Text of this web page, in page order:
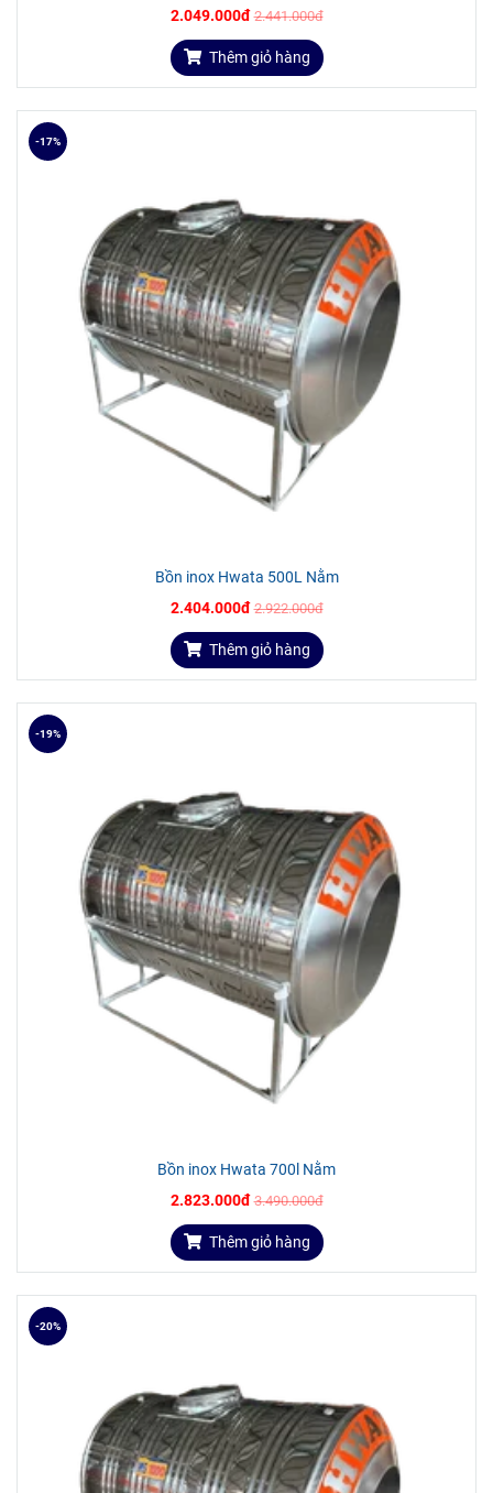
LƯU Ý KHI LẮP ĐẶT VÀ SỬ DỤNG
Tránh các vật sắc nhọn, đổ, đâm vào làm thủng bồn,
tránh lửa và nhiệt độ cao.
bão dưỡng và tháo rửa sản phẩm.
HƯỚNG DẪN BẢO TRÌ
các ống dẫn nước để đảm bảo không bị tắc nghẽn.
vi khuẩn có thể tích tụ. Có thể dùng dung dịch tẩy rửa
nhẹ để làm sạch bồn.
Kiểm tra và sửa chữa: Nếu phát hiện bất kỳ hư hỏng
DỊCH VỤ VÀ HẬU MÃI
Nhà phân phối Tiến Đạt với hệ thống phân phối hàng đầu, uy
tín - chuyên nghiệp tại TP.Hồ Chí Minh, Bình Dương, Đồng
Nai, Long An, Tây Ninh,... và các tỉnh lân cận. Chúng tôi luôn
mang lại nhiều giá trị nhất, lợi ích cho quý khách hàng khi
mua và sử dụng sản phẩm của công ty chúng tôi, như giao
hàng nhanh chóng, hàng đúng chất lượng, an toàn tuyệt đối,
giá khuyến mãi và ưu đãi công trình công nghiệp.
Giá sản phẩm đã bao gồm 10% thuế VAT
Miễn phí vận chuyểntrên toàn quốc và hỗ trợ kéo lầu
Nhận hàn chân sắt V5 dày 3mm để lắp máy NL mặt
trời, Lắp bồn nước theo yêu cầu.
Nhận lắp bồn nước Nhanh chóng - An toàn - Thẩm mĩ.
Trong suốt quá trình sử dụng, có vấn đề gì thắc mắc,
quý khách hàng luôn được tư vấn miễn phí và kịp thời
2.049.000đ 2.441.000đ
Thêm giỏ hàng
Bồn inox Hwata 500L Nằm
2.404.000đ 2.922.000đ
-17%
Thêm giỏ hàng
Bồn inox Hwata 700l Nằm
2.823.000đ 3.490.000đ
-19%
Thêm giỏ hàng
-20%